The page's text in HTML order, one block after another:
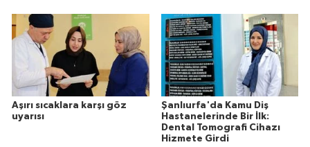
Aşırı sıcaklara karşı göz
uyarısı
Şanlıurfa'da Kamu Diş
Hastanelerinde Bir İlk:
Dental Tomografi Cihazı
Hizmete Girdi